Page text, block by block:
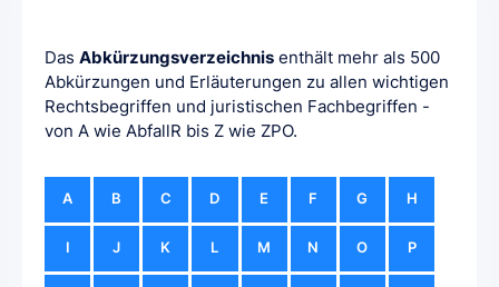
Das Abkürzungsverzeichnis enthält mehr als 500
Abkürzungen und Erläuterungen zu allen wichtigen
Rechtsbegriffen und juristischen Fachbegriffen -
von A wie AbfallR bis Z wie ZPO.
A B C D E F G H
I J K L M N O P